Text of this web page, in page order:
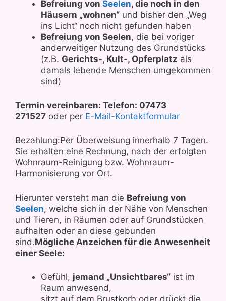
Befreiung von Seelen, die noch in den
Häusern „wohnen“ und bisher den „Weg
ins Licht“ noch nicht gefunden haben
Befreiung von Seelen, die bei voriger
anderweitiger Nutzung des Grundstücks
(z.B. Gerichts-, Kult-, Opferplatz als
damals lebende Menschen umgekommen
sind)
Termin vereinbaren: Telefon: 07473
271527 oder per E-Mail-Kontaktformular
Bezahlung:Per Überweisung innerhalb 7 Tagen.
Sie erhalten eine Rechnung, nach der erfolgten
Wohnraum-Reinigung bzw. Wohnraum-
Harmonisierung vor Ort.
Hierunter versteht man die Befreiung von
Seelen, welche sich in der Nähe von Menschen
und Tieren, in Räumen oder auf Grundstücken
aufhalten oder an diese gebunden
sind.Mögliche Anzeichen für die Anwesenheit
einer Seele:
Gefühl, jemand „Unsichtbares“ ist im
Raum anwesend,
sitzt auf dem Brustkorb oder drückt die